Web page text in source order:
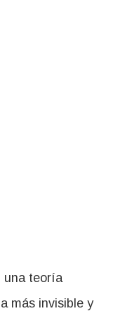
una teoría
más invisible y